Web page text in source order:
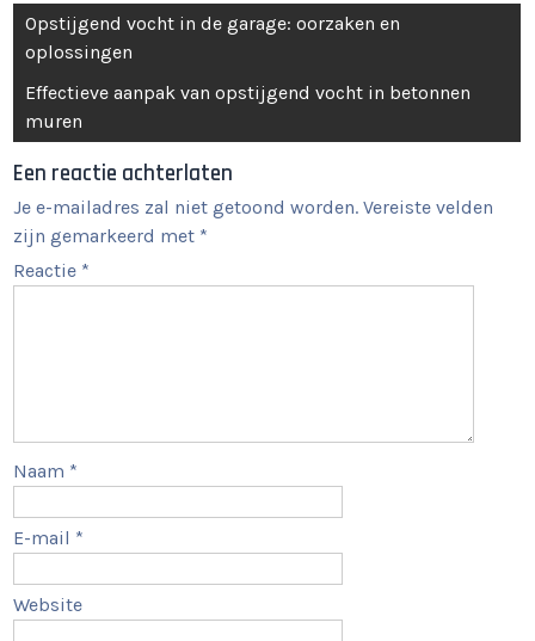
Berichtnavigatie
Opstijgend vocht in de garage: oorzaken en
oplossingen
Effectieve aanpak van opstijgend vocht in betonnen
muren
Een reactie achterlaten
Je e-mailadres zal niet getoond worden. Vereiste velden
zijn gemarkeerd met *
Reactie *
Naam *
E-mail *
Website